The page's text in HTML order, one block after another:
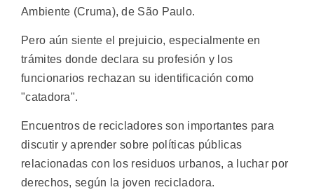
Ambiente (Cruma), de São Paulo.
Pero aún siente el prejuicio, especialmente en
trámites donde declara su profesión y los
funcionarios rechazan su identificación como
"catadora".
Encuentros de recicladores son importantes para
discutir y aprender sobre políticas públicas
relacionadas con los residuos urbanos, a luchar por
derechos, según la joven recicladora.